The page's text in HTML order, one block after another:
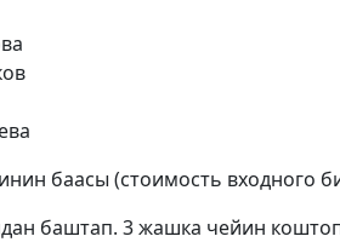
баасы (стоимость входного
баштап. 3 жашка чейин